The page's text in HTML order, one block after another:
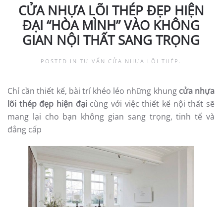
CỬA NHỰA LÕI THÉP ĐẸP HIỆN
ĐẠI “HÒA MÌNH” VÀO KHÔNG
GIAN NỘI THẤT SANG TRỌNG
POSTED IN TƯ VẤN CỬA NHỰA LÕI THÉP
Chỉ cần thiết kế, bài trí khéo léo những khung cửa nhựa
lõi thép đẹp hiện đạicùng với việc thiết kế nội thất sẽ
mang lại cho bạn không gian sang trọng, tinh tế và
đẳng cấp